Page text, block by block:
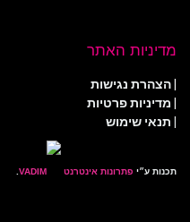
מדיניות האתר
|הצהרת נגישות
| מדיניות פרטיות
| תנאי שימוש
תכנות ע״י פתרונות אינטרנט